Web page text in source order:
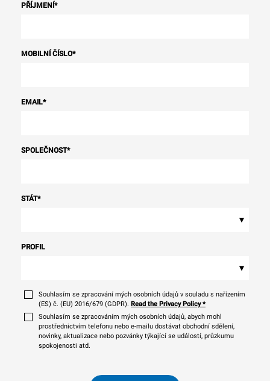
PŘÍJMENÍ*
MOBILNÍ ČÍSLO*
EMAIL*
SPOLEČNOST*
STÁT*
▾
PROFIL
▾
Souhlasím se zpracování mých osobních údajů v souladu s nařízením
(ES) č. (EU) 2016/679 (GDPR). Read the Privacy Policy*
Souhlasím se zpracováním mých osobních údajů, abych mohl
prostřednictvím telefonu nebo e-mailu dostávat obchodní sdělení,
novinky, aktualizace nebo pozvánky týkající se událostí, průzkumu
spokojenosti atd.